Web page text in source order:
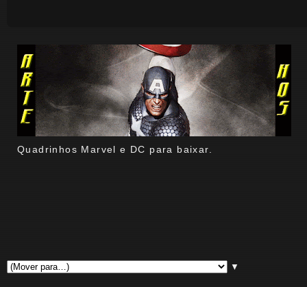
Quadrinhos Marvel e DC para baixar.
▼